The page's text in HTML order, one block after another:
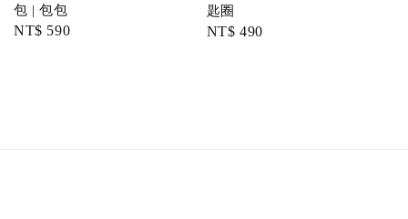
包 | 包包
Regular
NT$ 590
匙圈
Regular
NT$ 490